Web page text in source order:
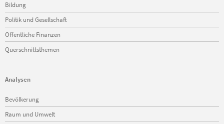
Bildung
Politik und Gesellschaft
Öffentliche Finanzen
Querschnittsthemen
Analysen
Navigation
überspringen
Bevölkerung
Raum und Umwelt